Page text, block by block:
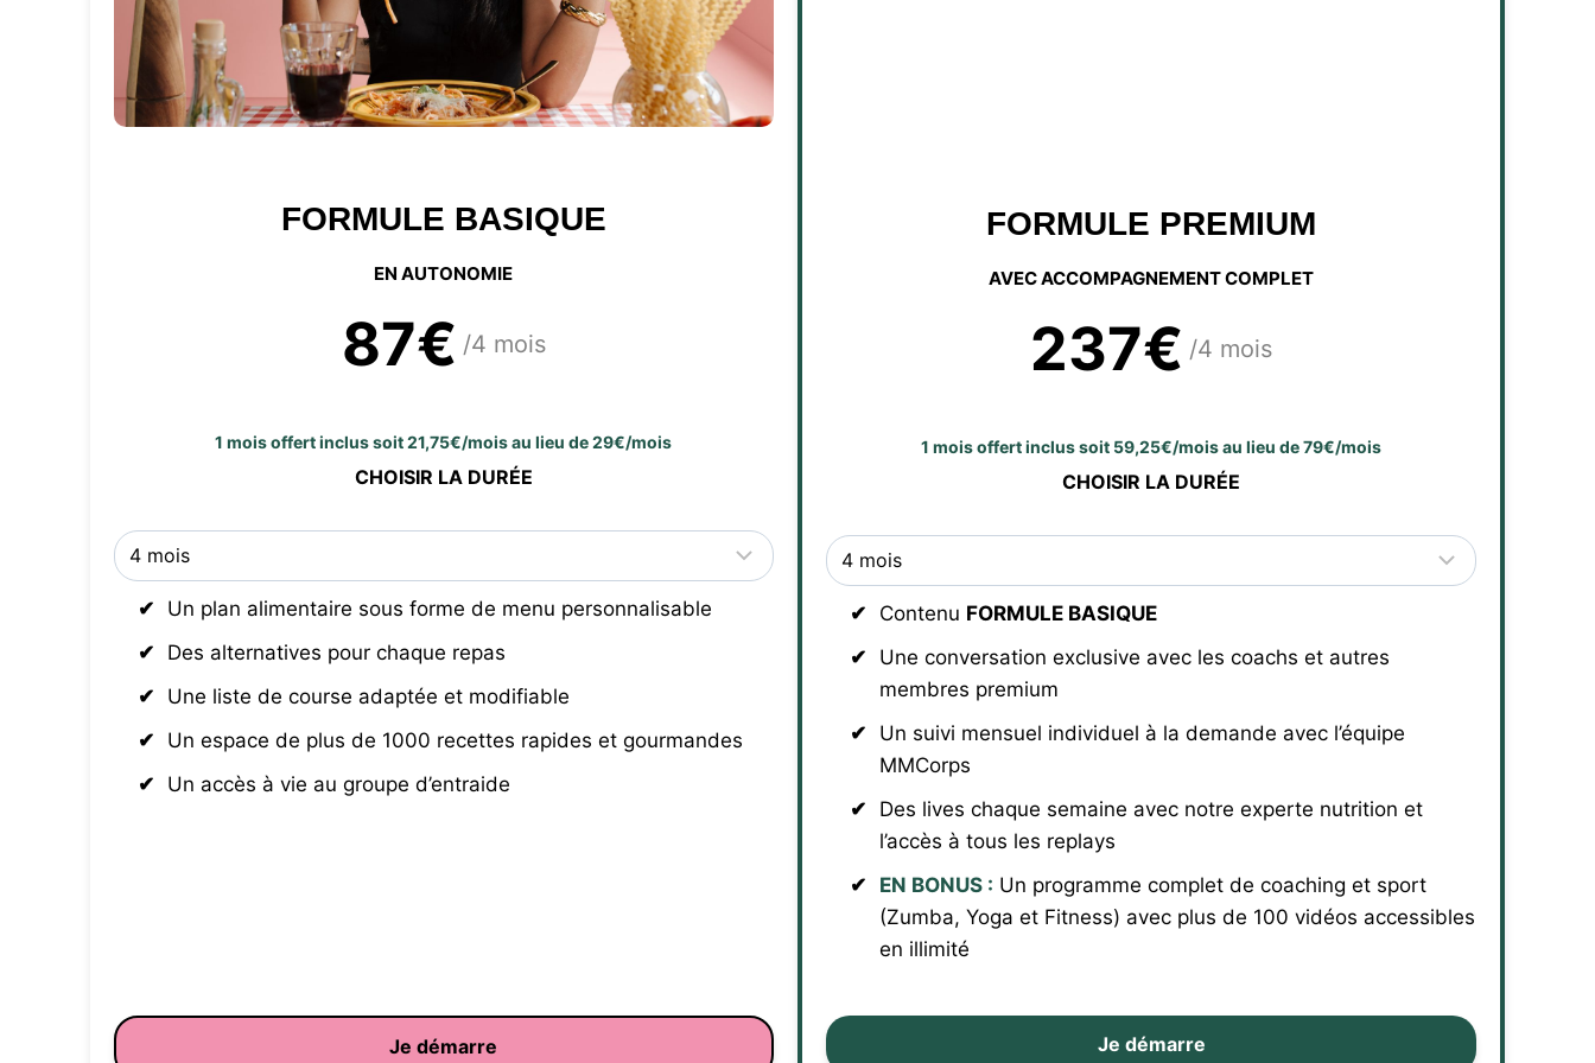
FORMULE BASIQUE
EN AUTONOMIE
87€ /4 mois
1 mois offert inclus soit 21,75€/mois au lieu de 29€/mois
CHOISIR LA DURÉE
Un plan alimentaire sous forme de menu personnalisable
Des alternatives pour chaque repas
Une liste de course adaptée et modifiable
Un espace de plus de 1000 recettes rapides et gourmandes
Un accès à vie au groupe d’entraide
Je démarre
FORMULE PREMIUM
AVEC ACCOMPAGNEMENT COMPLET
237€ /4 mois
1 mois offert inclus soit 59,25€/mois au lieu de 79€/mois
CHOISIR LA DURÉE
Contenu FORMULE BASIQUE
Une conversation exclusive avec les coachs et autres
membres premium
Un suivi mensuel individuel à la demande avec l’équipe
MMCorps
Des lives chaque semaine avec notre experte nutrition et
l’accès à tous les replays
EN BONUS : Un programme complet de coaching et sport
(Zumba, Yoga et Fitness) avec plus de 100 vidéos accessibles
en illimité
Je démarre